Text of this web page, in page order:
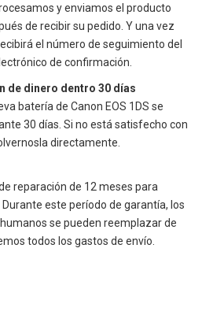
y enviamos el producto
de recibir su pedido. Y una vez
el número de seguimiento del
de confirmación.
de dinero dentro 30 días
batería de Canon EOS 1DS se
30 días. Si no está satisfecho con
directamente.
reparación de 12 meses para
este período de garantía, los
se pueden reemplazar de
todos los gastos de envío.